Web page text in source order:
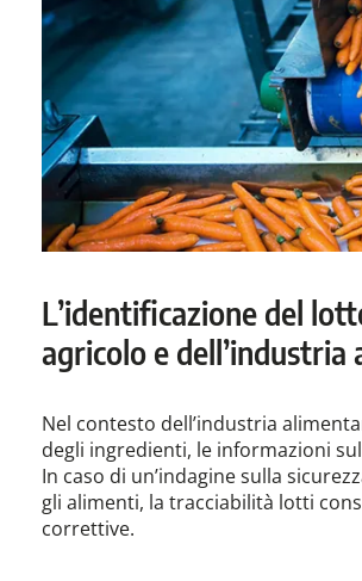
L’identificazione del
agricolo e dell’industria
Nel contesto dell’industria
degli ingredienti, le informazioni
In caso di un’indagine sulla
gli alimenti, la tracciabilità lotti
correttive.